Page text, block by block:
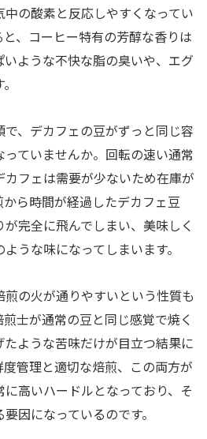
の酸素と反応しやすくなってい
、コーヒー特有の芳醇な香りは
ような不快な脂の臭いや、エグ
、デカフェの豆がずっと同じ容
ていませんか。回転の速い通常
フェは需要が少ないため在庫が
ら時間が経過したデカフェ豆
完全に飛んでしまい、美味しく
うな味になってしまいます。
の火が通りやすいという性質も
士が通常の豆と同じ感覚で焼く
ような苦味だけが目立つ結果に
管理と適切な焙煎、この両方が
高いハードルとなっており、そ
因になっているのです。